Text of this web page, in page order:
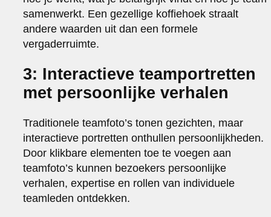
samenwerkt. Een gezellige koffiehoek straalt
andere waarden uit dan een formele
vergaderruimte.
3: Interactieve teamportretten
met persoonlijke verhalen
Traditionele teamfoto’s tonen gezichten, maar
interactieve portretten onthullen persoonlijkheden.
Door klikbare elementen toe te voegen aan
teamfoto’s kunnen bezoekers persoonlijke
verhalen, expertise en rollen van individuele
teamleden ontdekken.